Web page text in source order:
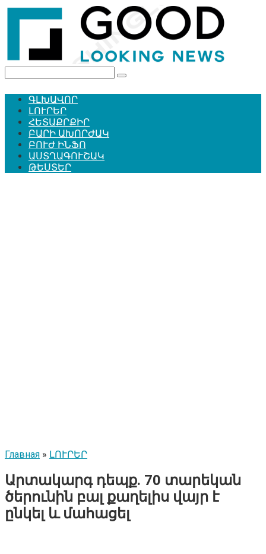
Перейти
ԳԼԽԱՎՈՐ
ԼՈՒՐԵՐ
ՀԵՏԱՔՐՔԻՐ
ԲԱՐԻ ԱԽՈՐԺԱԿ
ԲՈՒԺ ԻՆՖՈ
ԱՍՏՂԱԳՈՒՇԱԿ
ԹԵՍՏԵՐ
Главная » ԼՈՒՐԵՐ
Արտակարգ դեպք. 70 տարեկան
ծերունին բալ քաղելիս վայր է
ընկել և մահացել